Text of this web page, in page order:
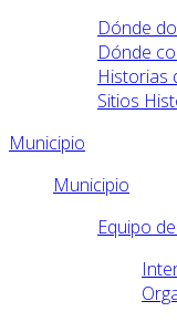
Dónde
Dónde
Historias
Sitios
Municipio
Municipio
Equipo